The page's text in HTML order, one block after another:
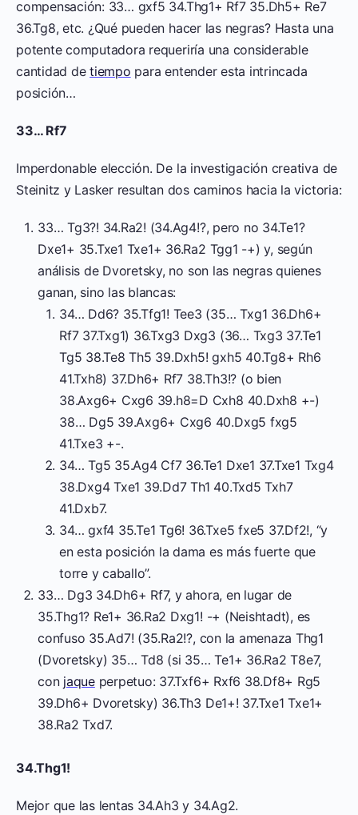
compensación: 33… gxf5 34.Thg1+ Rf7 35.Dh5+ Re7
36.Tg8, etc. ¿Qué pueden hacer las negras? Hasta una
potente computadora requeriría una considerable
cantidad detiempo para entender esta intrincada
posición…
33… Rf7
Imperdonable elección. De la investigación creativa de
Steinitz y Lasker resultan dos caminos hacia la victoria:
33… Tg3?! 34.Ra2! (34.Ag4!?, pero no 34.Te1?
Dxe1+ 35.Txe1 Txe1+ 36.Ra2 Tgg1 -+) y, según
análisis de Dvoretsky, no son las negras quienes
ganan, sino las blancas:
34… Dd6? 35.Tfg1! Tee3 (35… Txg1 36.Dh6+
Rf7 37.Txg1) 36.Txg3 Dxg3 (36… Txg3 37.Te1
Tg5 38.Te8 Th5 39.Dxh5! gxh5 40.Tg8+ Rh6
41.Txh8) 37.Dh6+ Rf7 38.Th3!? (o bien
38.Axg6+ Cxg6 39.h8=D Cxh8 40.Dxh8 +-)
38… Dg5 39.Axg6+ Cxg6 40.Dxg5 fxg5
41.Txe3 +-.
34… Tg5 35.Ag4 Cf7 36.Te1 Dxe1 37.Txe1 Txg4
38.Dxg4 Txe1 39.Dd7 Th1 40.Txd5 Txh7
41.Dxb7.
34… gxf4 35.Te1 Tg6! 36.Txe5 fxe5 37.Df2!, “y
en esta posición la dama es más fuerte que
torre y caballo”.
33… Dg3 34.Dh6+ Rf7, y ahora, en lugar de
35.Thg1? Re1+ 36.Ra2 Dxg1! -+ (Neishtadt), es
confuso 35.Ad7! (35.Ra2!?, con la amenaza Thg1
(Dvoretsky) 35… Td8 (si 35… Te1+ 36.Ra2 T8e7,
con jaqueperpetuo: 37.Txf6+ Rxf6 38.Df8+ Rg5
39.Dh6+ Dvoretsky) 36.Th3 De1+! 37.Txe1 Txe1+
38.Ra2 Txd7.
34.Thg1!
Mejor que las lentas 34.Ah3 y 34.Ag2.